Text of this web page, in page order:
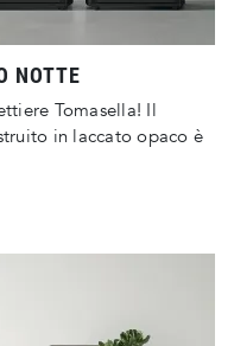
NOTTE
Tomasella! Il
in laccato opaco è